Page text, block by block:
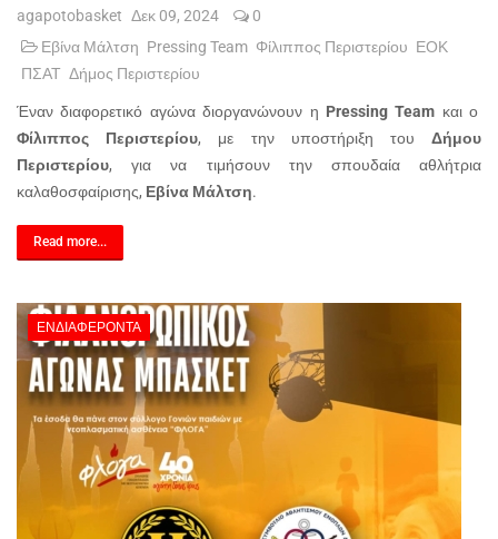
agapotobasket Δεκ 09, 2024
0
Εβίνα Μάλτση Pressing Team Φίλιππος Περιστερίου ΕΟΚ
ΠΣΑΤ Δήμος Περιστερίου
Έναν διαφορετικό αγώνα διοργανώνουν η Pressing Team και ο
Φίλιππος Περιστερίου, με την υποστήριξη τουΔήμου
Περιστερίου, για να τιμήσουν την σπουδαία αθλήτρια
καλαθοσφαίρισης, Εβίνα Μάλτση.
Read more...
ΕΝΔΙΑΦΈΡΟΝΤΑ